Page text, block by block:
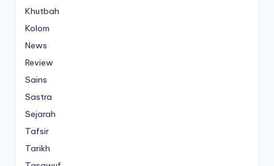
Khutbah
Kolom
News
Review
Sains
Sastra
Sejarah
Tafsir
Tarikh